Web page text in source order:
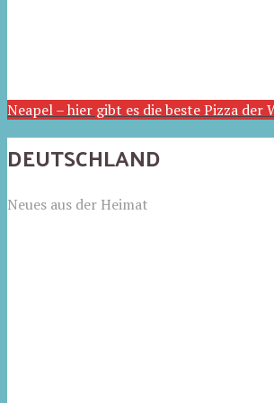
Neapel – hier gibt es die beste Pizza der
DEUTSCHLAND
Neues aus der Heimat